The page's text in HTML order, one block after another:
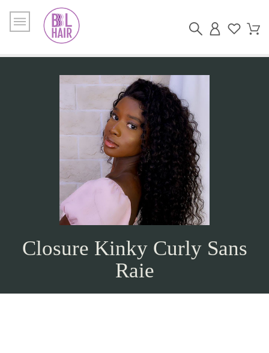
Closure Kinky Curly Sans
Raie